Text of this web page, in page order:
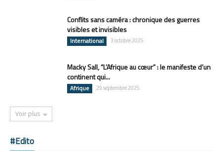
Conflits sans caméra : chronique des guerres
visibles et invisibles
International 3 octobre 2025
Macky Sall, “L’Afrique au cœur” : le manifeste d’un
continent qui...
Afrique 29 septembre 2025
Voir plus
#Edito